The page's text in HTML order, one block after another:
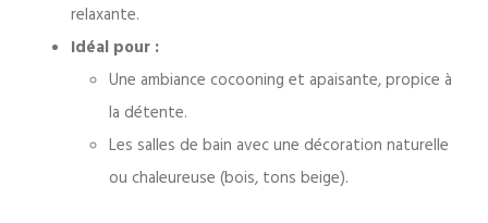
relaxante.
Idéal pour :
Une ambiance cocooning et apaisante, propice à
la détente.
Les salles de bain avec une décoration naturelle
ou chaleureuse (bois, tons beige).